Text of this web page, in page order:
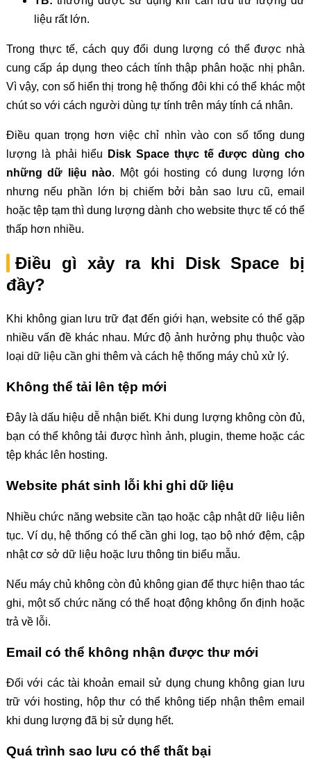
liệu rất lớn.
Trong thực tế, cách quy đổi dung lượng có thể được nhà
cung cấp áp dụng theo cách tính thập phân hoặc nhị phân.
Vì vậy, con số hiển thị trong hệ thống đôi khi có thể khác một
chút so với cách người dùng tự tính trên máy tính cá nhân.
Điều quan trọng hơn việc chỉ nhìn vào con số tổng dung
lượng là phải hiểu
Disk Space thực tế được dùng cho
những dữ liệu nào. Một gói hosting có dung lượng lớn
nhưng nếu phần lớn bị chiếm bởi bản sao lưu cũ, email
hoặc tệp tạm thì dung lượng dành cho website thực tế có thể
thấp hơn nhiều.
Điều gì xảy ra khi Disk Space bị
đầy?
Khi không gian lưu trữ đạt đến giới hạn, website có thể gặp
nhiều vấn đề khác nhau. Mức độ ảnh hưởng phụ thuộc vào
loại dữ liệu cần ghi thêm và cách hệ thống máy chủ xử lý.
Không thể tải lên tệp mới
Đây là dấu hiệu dễ nhận biết. Khi dung lượng không còn đủ,
bạn có thể không tải được hình ảnh, plugin, theme hoặc các
tệp khác lên hosting.
Website phát sinh lỗi khi ghi dữ liệu
Nhiều chức năng website cần tạo hoặc cập nhật dữ liệu liên
tục. Ví dụ, hệ thống có thể cần ghi log, tạo bộ nhớ đệm, cập
nhật cơ sở dữ liệu hoặc lưu thông tin biểu mẫu.
Nếu máy chủ không còn đủ không gian để thực hiện thao tác
ghi, một số chức năng có thể hoạt động không ổn định hoặc
trả về lỗi.
Email có thể không nhận được thư mới
Đối với các tài khoản email sử dụng chung không gian lưu
trữ với hosting, hộp thư có thể không tiếp nhận thêm email
khi dung lượng đã bị sử dụng hết.
Quá trình sao lưu có thể thất bại